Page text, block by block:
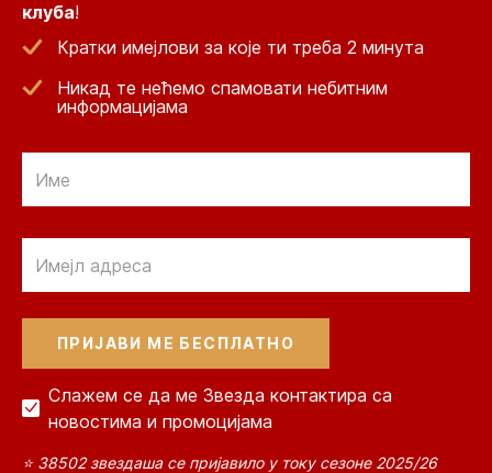
клуба!
Кратки имејлови за које ти треба 2 минута
Никад те нећемо спамовати небитним
информацијама
Слажем се да ме Звезда контактира са
новостима и промоцијама
⭐ 38502 звездаша се пријавило у току сезоне 2025/26